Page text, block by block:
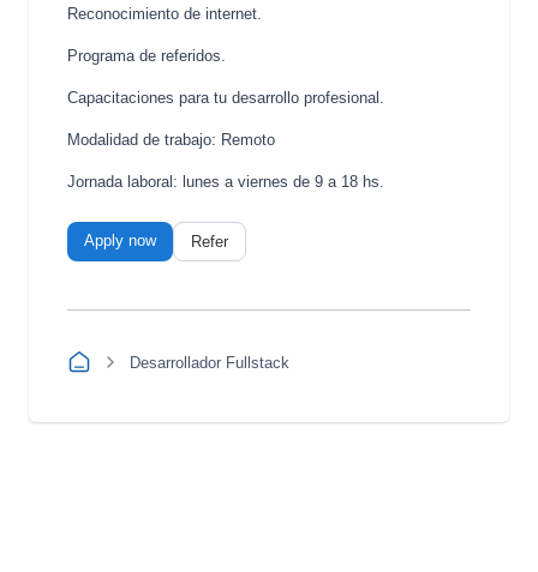
Reconocimiento de internet.
Programa de referidos.
Capacitaciones para tu desarrollo profesional.
Modalidad de trabajo: Remoto
Jornada laboral: lunes a viernes de 9 a 18 hs.
Apply now Refer
Desarrollador Fullstack